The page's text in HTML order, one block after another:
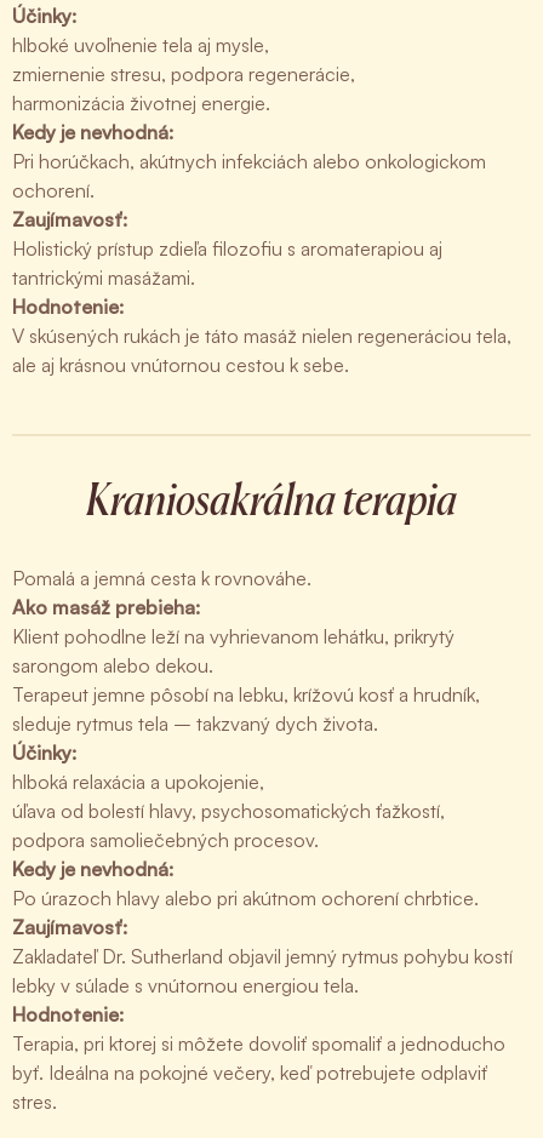
Účinky:
hlboké uvoľnenie tela aj mysle,
zmiernenie stresu, podpora regenerácie,
harmonizácia životnej energie.
Kedy je nevhodná:
Pri horúčkach, akútnych infekciách alebo onkologickom
ochorení.
Zaujímavosť:
Holistický prístup zdieľa filozofiu s aromaterapiou aj
tantrickými masážami.
Hodnotenie:
V skúsených rukách je táto masáž nielen regeneráciou tela,
ale aj krásnou vnútornou cestou k sebe.
Kraniosakrálna terapia
Pomalá a jemná cesta k rovnováhe.
Ako masáž prebieha:
Klient pohodlne leží na vyhrievanom lehátku, prikrytý
sarongom alebo dekou.
Terapeut jemne pôsobí na lebku, krížovú kosť a hrudník,
sleduje rytmus tela – takzvaný dych života.
Účinky:
hlboká relaxácia a upokojenie,
úľava od bolestí hlavy, psychosomatických ťažkostí,
podpora samoliečebných procesov.
Kedy je nevhodná:
Po úrazoch hlavy alebo pri akútnom ochorení chrbtice.
Zaujímavosť:
Zakladateľ Dr. Sutherland objavil jemný rytmus pohybu kostí
lebky v súlade s vnútornou energiou tela.
Hodnotenie:
Terapia, pri ktorej si môžete dovoliť spomaliť a jednoducho
byť. Ideálna na pokojné večery, keď potrebujete odplaviť
stres.